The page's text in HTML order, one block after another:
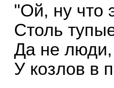
"Ой, ну что
Столь
Да не
У козлов в